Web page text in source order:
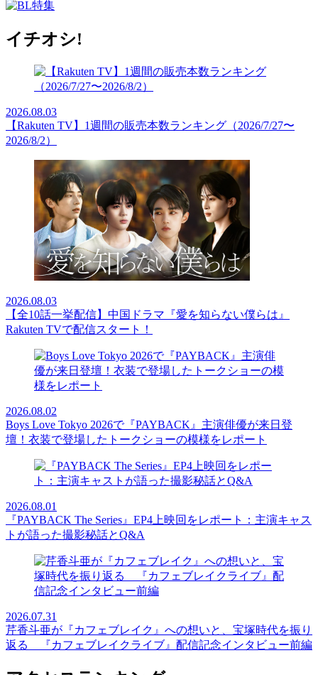
イチオシ!
2026.08.03
【Rakuten TV】1週間の販売本数ランキング（2026/7/27〜
2026/8/2）
2026.08.03
【全10話一挙配信】中国ドラマ『愛を知らない僕らは』
Rakuten TVで配信スタート！
2026.08.02
Boys Love Tokyo 2026で『PAYBACK』主演俳優が来日登
壇！衣装で登場したトークショーの模様をレポート
2026.08.01
『PAYBACK The Series』EP4上映回をレポート：主演キャス
トが語った撮影秘話とQ&A
2026.07.31
芹香斗亜が『カフェブレイク』への想いと、宝塚時代を振り
返る 『カフェブレイクライブ』配信記念インタビュー前編